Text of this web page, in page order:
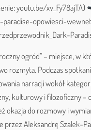
youtu.be/xv_Fy78ajTA)
opowiesci-
ogród” – miejsce, w
rozmyta. Podczas
narracji wokół
kulturowy i filozoficzny –
okazja do rozmowy i
przez Aleksandrę Szalek-